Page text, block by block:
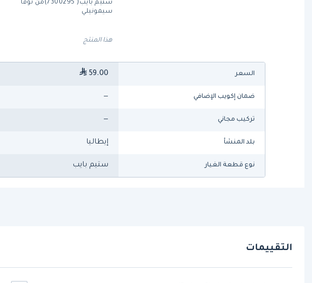
ستيم بايب( 7300295)من نوفا
سيمونيلي
هذا المنتج
السعر 59.00
ضمان إكويب الإضافي —
تركيب مجاني —
بلد المنشأ إيطاليا
نوع قطعة الغيار ستيم بايب
التقييمات